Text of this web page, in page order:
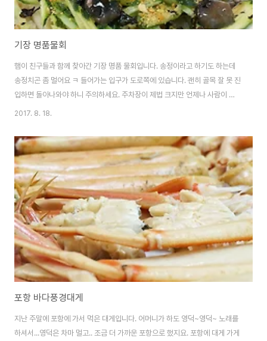
기장 명품물회
햄이 친구들과 함께 찾아간 기장 명품 물회입니다. 송정이라고 하기도 하는데
송정치곤 좀 멀어요 ㅋ 들어가는 입구가 도로쪽에 있습니다. 괜히 골목 잘 못 진
입하면 돌아나와야 하니 주의하세요. 주차장이 제법 크지만 언제나 사람이 붐
비기 때문에 웨이팅은 기본이라고 생각하셔도 무방합니다. 대신 음식은 빨리
니다. 유명한 물회집은 대부분 이렇게 하죠. 이름과 가격에 비해서는 내용물이
아쉬웠습니다. 해산물도 그리 많지 않고, 오이와 야채만 가득하더군요. 저야 오
이를 좋아하니 쏘쏘~ 육수는 전형적으로 자극적인 맛입니다. 살짝 매운맛이 가
미되어 있어서 알싸한거 좋아하는 분들에게 좋을 듯 해요. 개인적으로는 포항
에서 먹은 물회가 그리워지는 날이..
2017. 8. 18.
포항 바다풍경대게
지난 주말에 포항에 가서 먹은 대게입니다. 어머니가 하도 영덕~영덕~ 노래를
하셔서...영덕은 차마 멀고.. 조금 더 가까운 포항으로 했지요. 포항에 대게 가게